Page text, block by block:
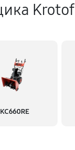
Krotof
KC660RE